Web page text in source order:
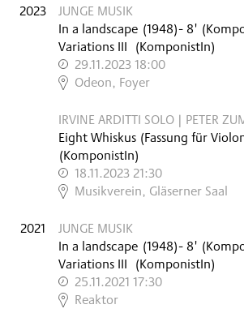
2023
JUNGE MUSIK
In a landscape (1948)- 8'
Variations III (KomponistIn)
29.11.2023 18:00
,
Odeon, Foyer
IRVINE ARDITTI SOLO | PETER
Eight Whiskus (Fassung für
(KomponistIn)
18.11.2023 21:30
,
Musikverein, Gläserner Saal
2021
JUNGE MUSIK
In a landscape (1948)- 8'
Variations III (KomponistIn)
25.11.2021 17:30
,
Reaktor